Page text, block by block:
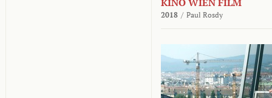
2018 / Paul Rosdy